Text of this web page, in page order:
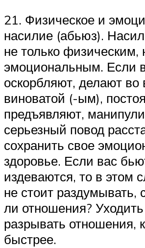
21. Физическое и
насилие (абьюз).
не только физическим,
эмоциональным. Если
оскорбляют, делают во
виноватой (-ым),
предъявляют,
серьезный повод
сохранить свое
здоровье. Если вас
издеваются, то в этом
не стоит раздумывать,
ли отношения?
разрывать отношения,
быстрее.